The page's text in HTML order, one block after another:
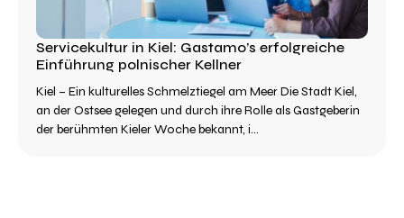
Servicekultur in Kiel: Gastamo’s erfolgreiche
Einführung polnischer Kellner
Kiel – Ein kulturelles Schmelztiegel am Meer Die Stadt Kiel,
an der Ostsee gelegen und durch ihre Rolle als Gastgeberin
der berühmten Kieler Woche bekannt, i...